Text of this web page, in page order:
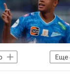
Еще